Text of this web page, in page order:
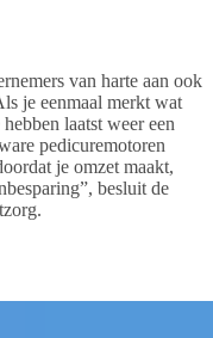
van harte aan ook
je eenmaal merkt wat
laatst weer een
pedicuremotoren
je omzet maakt,
besluit de